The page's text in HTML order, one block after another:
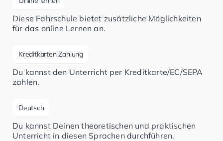
Diese Fahrschule bietet zusätzliche Möglichkeiten
für das online Lernen an.
Kreditkarten Zahlung
Du kannst den Unterricht per Kreditkarte/EC/SEPA
zahlen.
Deutsch
Du kannst Deinen theoretischen und praktischen
Unterricht in diesen Sprachen durchführen.